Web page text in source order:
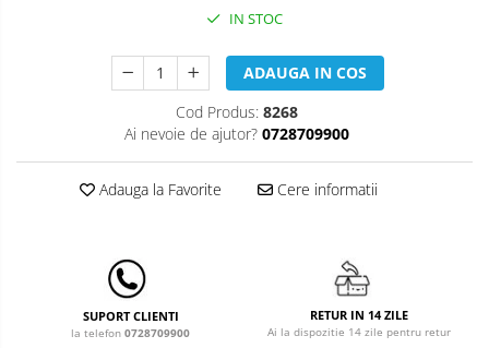
Lenjerii patuturi
Lenjerii patut 120 x 60 cm
Lenjerii patut 140 x 70 cm
Lenjerie patuturi tineret
Baldachin patut
Perne copii si mamici
Protectii saltea
Comode copii
IN STOC
ADAUGA IN COS
Cod Produs: 8268
Ai nevoie de ajutor? 0728709900
Adauga la Favorite Cere informatii
SUPORT CLIENTI
la telefon 0728709900
RETUR IN 14 ZILE
Ai la dispozitie 14 zile pentru retur